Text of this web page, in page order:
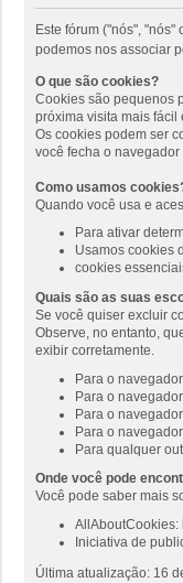
Este fórum ("nós",
podemos nos associar
O que são cookies?
Cookies são pequenos
próxima visita mais fácil
Os cookies podem ser
você fecha o navegador
Como usamos
Quando você usa e
Para ativar
Usamos cookies
cookies
Quais são as suas
Se você quiser excluir
Observe, no entanto,
exibir corretamente.
Para o
Para o
Para o
Para o
Para qualquer
Onde você pode
Você pode saber mais
AllAboutCookies:
Iniciativa de
Última atualização: 16